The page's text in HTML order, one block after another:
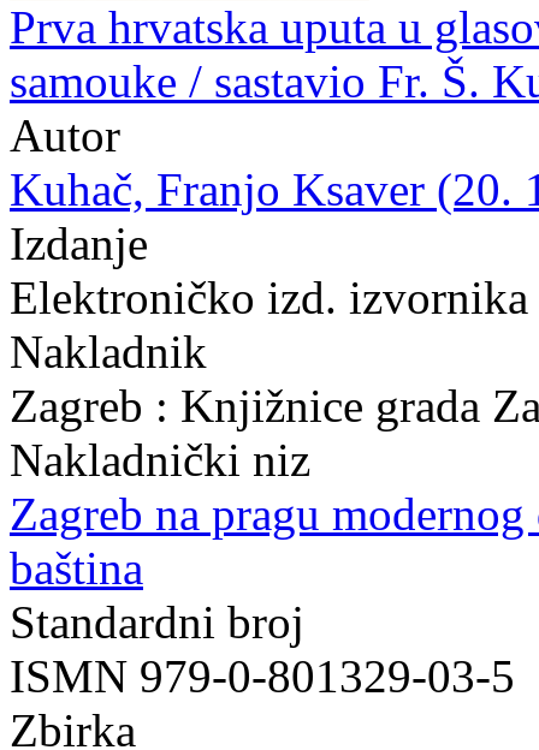
Prva hrvatska uputa u
samouke / sastavio Fr. Š.
Autor
Kuhač, Franjo Ksaver (20.
Izdanje
Elektroničko izd.
Nakladnik
Zagreb : Knjižnice grada
Nakladnički niz
Zagreb na pragu modernog
baština
Standardni broj
ISMN 979-0-801329-03-5
Zbirka